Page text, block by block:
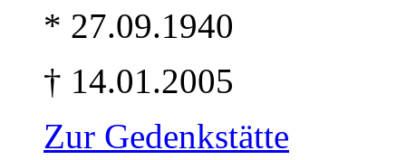
* 27.09.1940
† 14.01.2005
Zur Gedenkstätte